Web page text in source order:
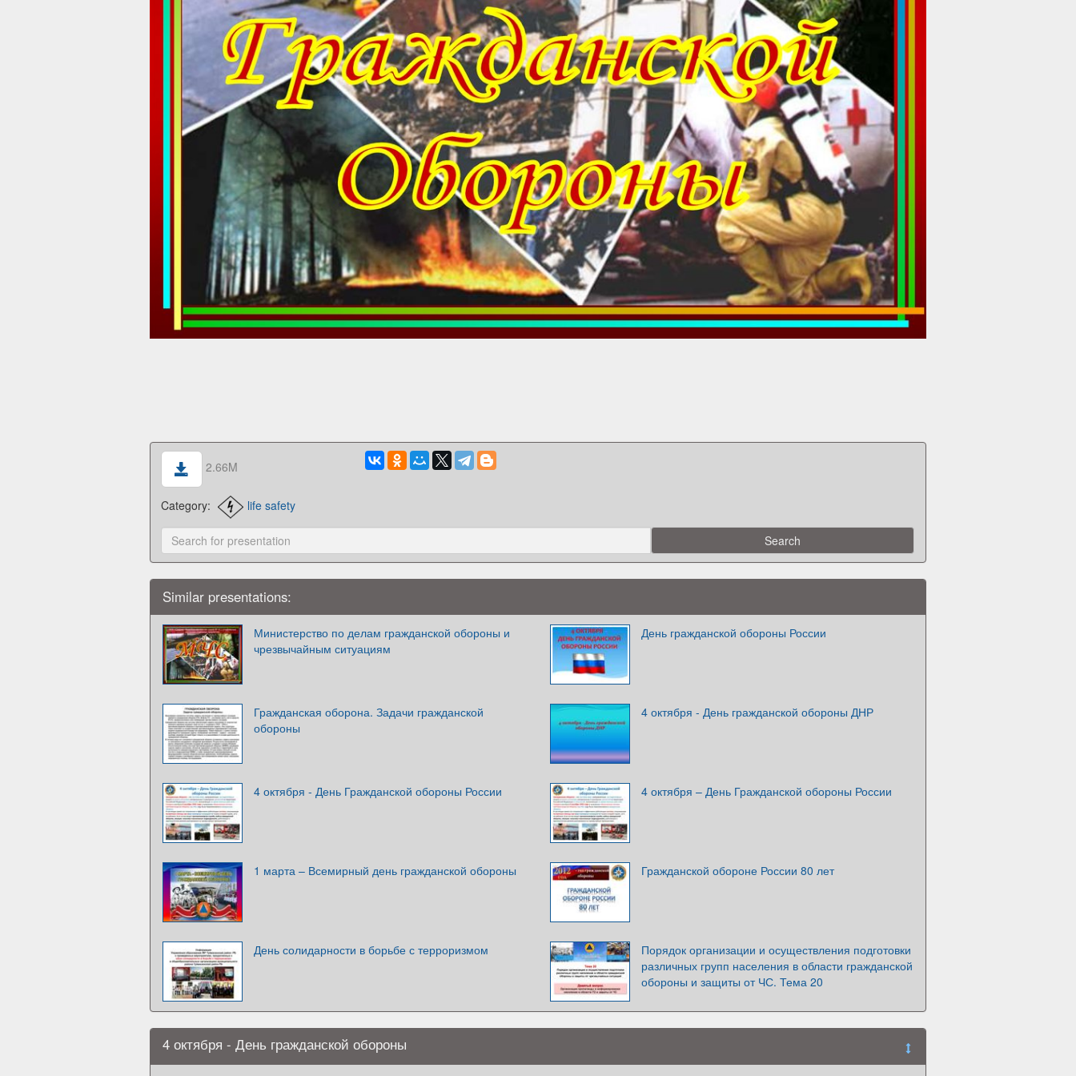
2.66M
Category: life safety
Similar presentations:
Министерство по делам гражданской обороны и
чрезвычайным ситуациям
День гражданской обороны России
Гражданская оборона. Задачи гражданской
обороны
4 октября - День гражданской обороны ДНР
4 октября - День Гражданской обороны России 4 октября – День Гражданской обороны России
1 марта – Всемирный день гражданской обороны Гражданской обороне России 80 лет
День солидарности в борьбе с терроризмом
Порядок организации и осуществления подготовки
различных групп населения в области гражданской
обороны и защиты от ЧС. Тема 20
4 октября - День гражданской обороны